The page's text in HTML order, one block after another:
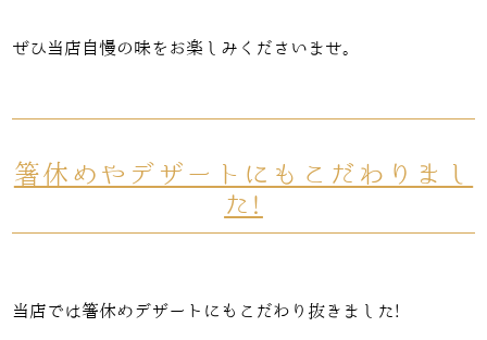
ぜひ当店自慢の味をお楽しみくださいませ。
箸休めやデザートにもこだわりまし
た!
当店では箸休めデザートにもこだわり抜きました!